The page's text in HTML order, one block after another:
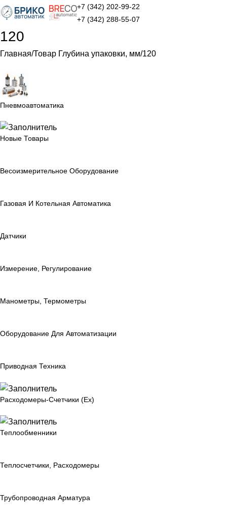
+7 (342) 202-99-22
+7 (342) 288-55-07
120
Главная Товар Глубина упаковки, мм 120
Пневмоавтоматика
Новые Товары
Весоизмерительное Оборудование
Газовая И Котельная Автоматика
Датчики
Измерение, Регулирование
Манометры, Термометры
Оборудование Для Автоматизации
Приводная Техника
Расходомеры-Счетчики (Ex)
Теплообменники
Теплосчетчики, Расходомеры
Трубопроводная Арматура